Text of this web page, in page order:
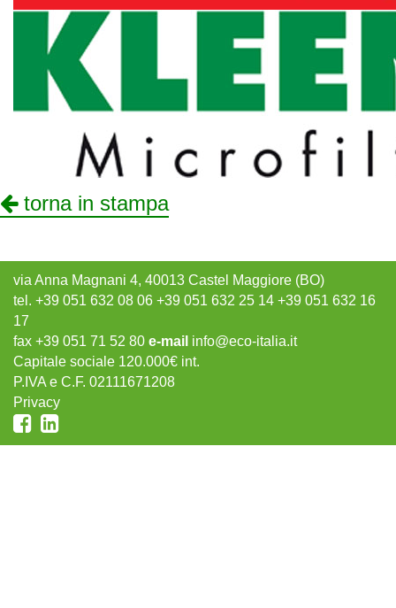
torna in stampa
via Anna Magnani 4, 40013 Castel Maggiore (BO)
tel. +39 051 632 08 06 +39 051 632 25 14 +39 051 632 16
17
fax +39 051 71 52 80 e-mail info@eco-italia.it
Capitale sociale 120.000€ int.
P.IVA e C.F. 02111671208
Privacy